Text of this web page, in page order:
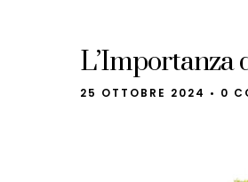
L’Importanza
25 OTTOBRE 2024 • 0